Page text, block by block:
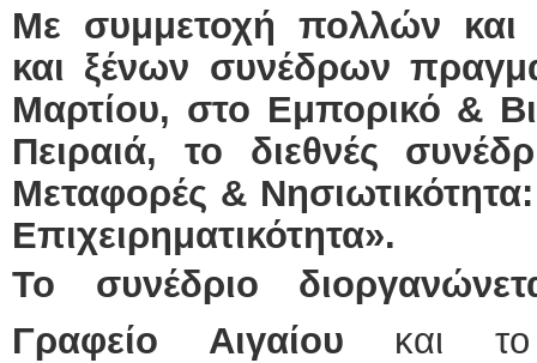
Με συμμετοχή πολλών και
και ξένων συνέδρων
Μαρτίου, στο Εμπορικό &
Πειραιά, το διεθνές
Μεταφορές &
Επιχειρηματικότητα».
Το συνέδριο
Γραφείο Αιγαίου και